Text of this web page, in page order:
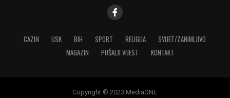
CAZIN USK BIH SPORT RELIGIJA
SVIJET/ZANIMLJIVO
MAGAZIN
POŠALJI VIJEST KONTAKT
Copyright © 2023 MediaONE